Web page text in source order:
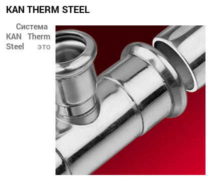
KAN THERM STEEL
Система
KAN Therm
Steel это